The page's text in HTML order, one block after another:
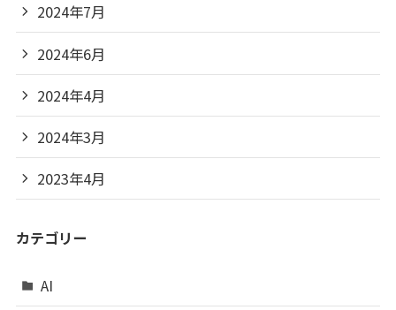
2024年7月
2024年6月
2024年4月
2024年3月
2023年4月
カテゴリー
AI